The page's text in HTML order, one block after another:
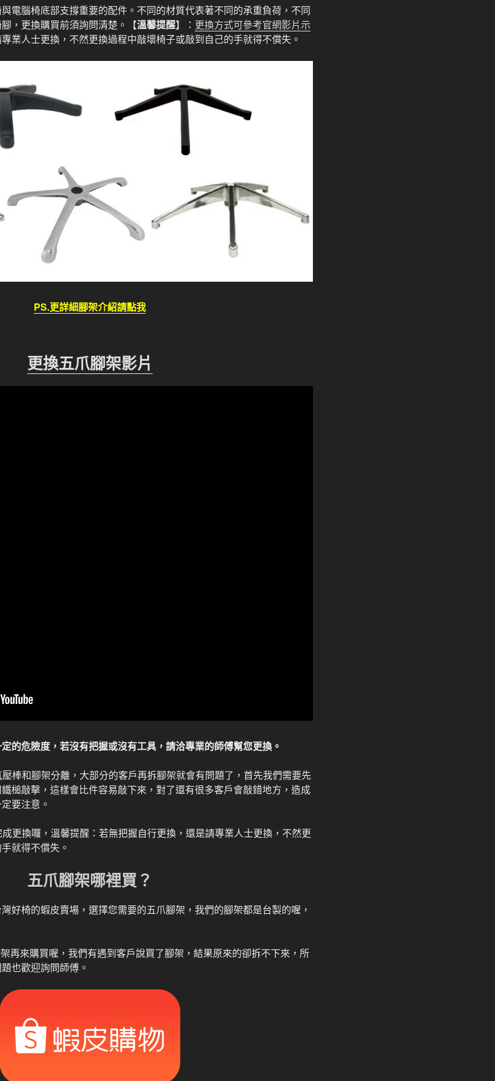
電腦椅底部支撐重要的配件。不同的材質代表著不同的承重負荷，不同
，更換購買前須詢問清楚。【溫馨提醒】： 更換方式可參考官網影片示
業人士更換，不然更換過程中敲壞椅子或敲到自己的手就得不償失。
PS.更詳細腳架介紹請點我
更換五爪腳架影片
的危險度，若沒有把握或沒有工具，請洽專業的師傅幫您更換。
棒和腳架分離，大部分的客戶再拆腳架就會有問題了，首先我們需要先
槌敲擊，這樣會比件容易敲下來，對了還有很多客戶會敲錯地方，造成
要注意。
更換囉，溫馨提醒：若無把握自行更換，還是請專業人士更換，不然更
就得不償失。
五爪腳架哪裡買？
好椅的蝦皮賣場，選擇您需要的五爪腳架，我們的腳架都是台製的喔，
再來購買喔，我們有遇到客戶說買了腳架，結果原來的卻拆不下來，所
也歡迎詢問師傅。